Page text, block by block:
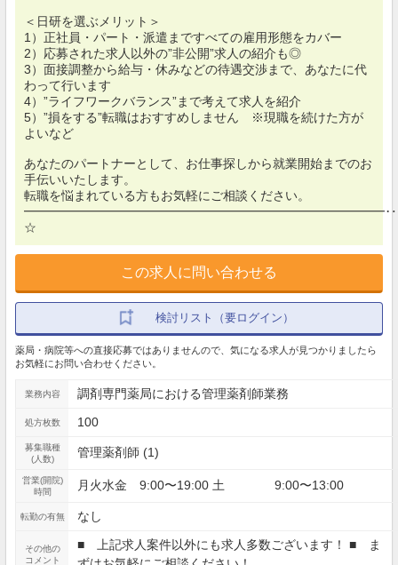
＜日研を選ぶメリット＞
1）正社員・パート・派遣まですべての雇用形態をカバー
2）応募された求人以外の”非公開”求人の紹介も◎
3）面接調整から給与・休みなどの待遇交渉まで、あなたに代
わって行います
4）”ライフワークバランス”まで考えて求人を紹介
5）”損をする”転職はおすすめしません ※現職を続けた方が
よいなど
あなたのパートナーとして、お仕事探しから就業開始までのお
手伝いいたします。
転職を悩まれている方もお気軽にご相談ください。
━━━━━━━━━━━━━━━━━━━━━━━━━━━━━‥
☆
この求人に問い合わせる
検討リスト（要ログイン）
薬局・病院等への直接応募ではありませんので、気になる求人が見つかりましたら
お気軽にお問い合わせください。
業務内容 調剤専門薬局における管理薬剤師業務
処方枚数 100
募集職種
(人数)
管理薬剤師 (1)
営業(開院)
時間
月火水金 9:00〜19:00 土 9:00〜13:00
転勤の有無 なし
その他の
コメント
■ 上記求人案件以外にも求人多数ございます！ ■ ま